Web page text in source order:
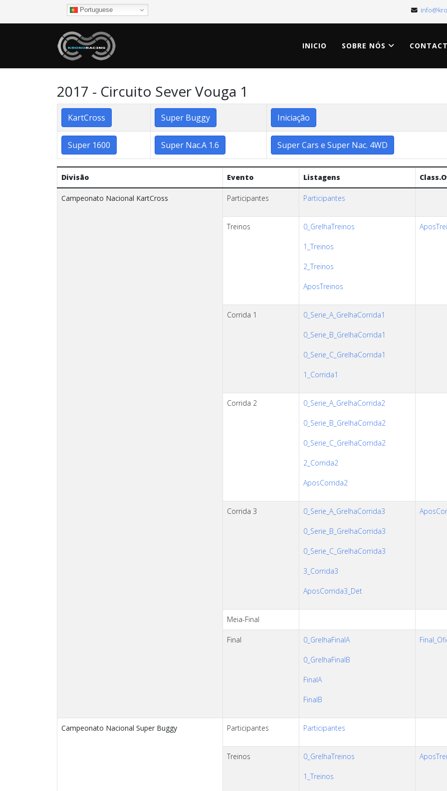
Portuguese
INICIO SOBRE NÓS
2017 - Circuito Sever Vouga 1
KartCross Super Buggy Iniciação
Super 1600 Super Nac.A 1.6 Super Cars e Super Nac. 4WD
Divisão Evento Listagens
Campeonato Nacional KartCross Participantes Participantes
Treinos 0_GrelhaTreinos
1_Treinos
2_Treinos
AposTreinos
Corrida 1 0_Serie_A_GrelhaCorrida1
0_Serie_B_GrelhaCorrida1
0_Serie_C_GrelhaCorrida1
1_Corrida1
Corrida 2 0_Serie_A_GrelhaCorrida2
0_Serie_B_GrelhaCorrida2
0_Serie_C_GrelhaCorrida2
2_Corrida2
AposCorrida2
Corrida 3 0_Serie_A_GrelhaCorrida3
0_Serie_B_GrelhaCorrida3
0_Serie_C_GrelhaCorrida3
3_Corrida3
AposCorrida3_Det
Meia-Final
Final 0_GrelhaFinalA
0_GrelhaFinalB
FinalA
FinalB
Campeonato Nacional Super Buggy Participantes Participantes
Treinos 0_GrelhaTreinos
1_Treinos